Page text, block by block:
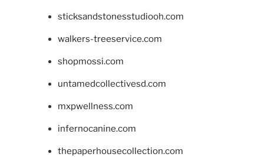
sticksandstonesstudiooh.com
walkers-treeservice.com
shopmossi.com
untamedcollectivesd.com
mxpwellness.com
infernocanine.com
thepaperhousecollection.com